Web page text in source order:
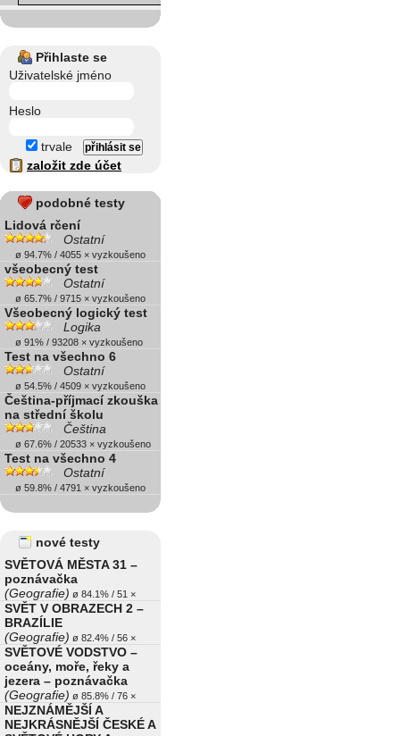
Přihlaste se
Uživatelské jméno
Heslo
trvale
založit zde účet
podobné testy
Lidová rčení
Ostatní
ø 94.7% / 4055 × vyzkoušeno
všeobecný test
Ostatní
ø 65.7% / 9715 × vyzkoušeno
Všeobecný logický test
Logika
ø 91% / 93208 × vyzkoušeno
Test na všechno 6
Ostatní
ø 54.5% / 4509 × vyzkoušeno
Čeština-příjmací zkouška
na střední školu
Čeština
ø 67.6% / 20533 × vyzkoušeno
Test na všechno 4
Ostatní
ø 59.8% / 4791 × vyzkoušeno
nové testy
SVĚTOVÁ MĚSTA 31 –
poznávačka
(Geografie) ø 84.1% / 51 ×
SVĚT V OBRAZECH 2 –
BRAZÍLIE
(Geografie) ø 82.4% / 56 ×
SVĚTOVÉ VODSTVO –
oceány, moře, řeky a
jezera – poznávačka
(Geografie) ø 85.8% / 76 ×
NEJZNÁMĚJŠÍ A
NEJKRÁSNĚJŠÍ ČESKÉ A